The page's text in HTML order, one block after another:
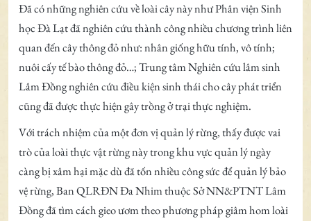
Đã có những nghiên cứu về loài cây này như Phân viện Sinh
học Đà Lạt đã nghiên cứu thành công nhiều chương trình liên
quan đến cây thông đỏ như: nhân giống hữu tính, vô tính;
nuôi cấy tế bào thông đỏ…; Trung tâm Nghiên cứu lâm sinh
Lâm Đồng nghiên cứu điều kiện sinh thái cho cây phát triển
cũng đã được thực hiện gây trồng ở trại thực nghiệm.
Với trách nhiệm của một đơn vị quản lý rừng, thấy được vai
trò của loài thực vật rừng này trong khu vực quản lý ngày
càng bị xâm hại mặc dù đã tốn nhiều công sức để quản lý bảo
vệ rừng, Ban QLRĐN Đa Nhim thuộc Sở NN&PTNT Lâm
Đồng đã tìm cách gieo ươm theo phương pháp giâm hom loài